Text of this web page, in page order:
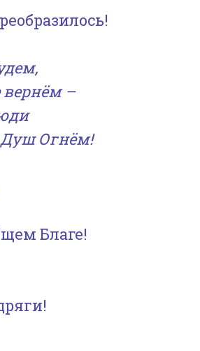
вернём –
Огнём!
Благе!